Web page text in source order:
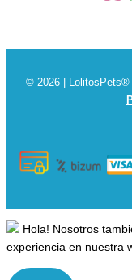
© 2026 |
Hola! Nosotros
experiencia en nuestra